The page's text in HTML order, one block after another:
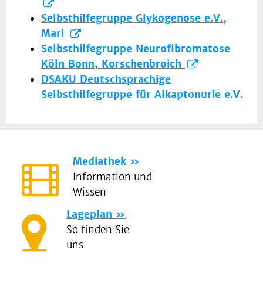
Selbsthilfegruppe Glykogenose e.V.,
Marl
Selbsthilfegruppe Neurofibromatose
Köln Bonn, Korschenbroich
DSAKU Deutschsprachige
Selbsthilfegruppe für Alkaptonurie e.V.
Mediathek
Information und
Wissen
Lageplan
So finden Sie
uns